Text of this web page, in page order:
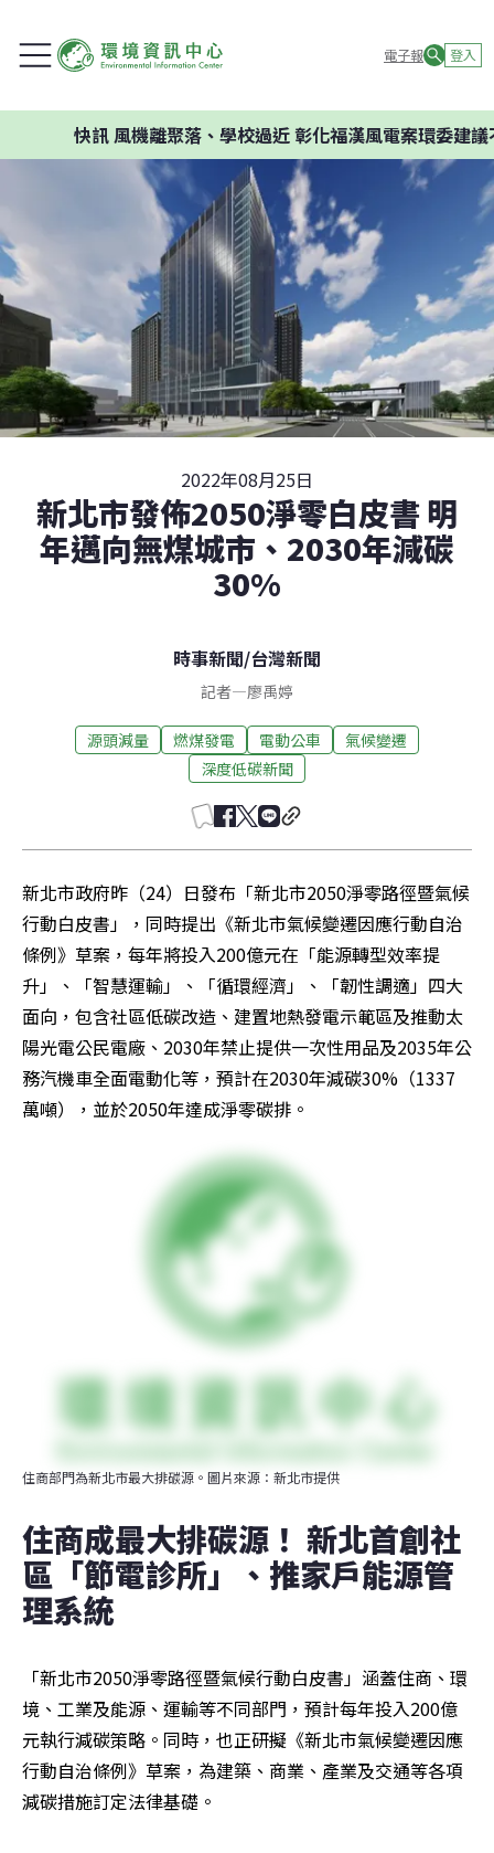
電子報 登入
風機離聚落、學校過近 彰化福漢風電案環委建議不應開發
2022年08月25日
新北市發佈2050淨零白皮書 明
年邁向無煤城市、2030年減碳
30%
時事新聞/台灣新聞
記者—廖禹婷
源頭減量 燃煤發電 電動公車
氣候變遷
深度低碳新聞
新北市政府昨（24）日發布「新北市2050淨零路徑暨氣候
行動白皮書」，同時提出《新北市氣候變遷因應行動自治
條例》草案，每年將投入200億元在「能源轉型效率提
升」、「智慧運輸」、「循環經濟」、「韌性調適」四大
面向，包含社區低碳改造、建置地熱發電示範區及推動太
陽光電公民電廠、2030年禁止提供一次性用品及2035年公
務汽機車全面電動化等，預計在2030年減碳30%（1337
萬噸），並於2050年達成淨零碳排。
住商部門為新北市最大排碳源。圖片來源：新北市提供
住商成最大排碳源！ 新北首創社
區「節電診所」、推家戶能源管
理系統
「新北市2050淨零路徑暨氣候行動白皮書」涵蓋住商、環
境、工業及能源、運輸等不同部門，預計每年投入200億
元執行減碳策略。同時，也正研擬《新北市氣候變遷因應
行動自治條例》草案，為建築、商業、產業及交通等各項
減碳措施訂定法律基礎。